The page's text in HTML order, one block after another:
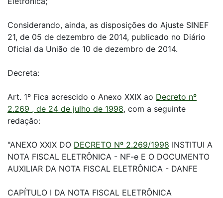
Considerando, ainda, as disposições do Ajuste SINEF
21, de 05 de dezembro de 2014, publicado no Diário
Oficial da União de 10 de dezembro de 2014.
Decreta:
Art. 1º Fica acrescido o Anexo XXIX ao Decreto nº
2.269 , de 24 de julho de 1998, com a seguinte
redação:
"ANEXO XXIX DO DECRETO Nº 2.269/1998 INSTITUI A
NOTA FISCAL ELETRÔNICA - NF-e E O DOCUMENTO
AUXILIAR DA NOTA FISCAL ELETRÔNICA - DANFE
CAPÍTULO I DA NOTA FISCAL ELETRÔNICA